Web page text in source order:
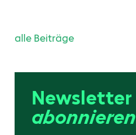
alle Beiträge
Newsletter
abonnieren